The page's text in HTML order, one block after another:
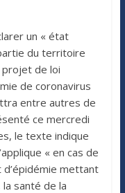
un « état
du territoire
de loi
de coronavirus
entre autres de
ce mercredi
le texte indique
« en cas de
mettant
santé de la